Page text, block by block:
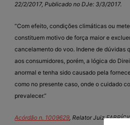
22/2/2017, Publicado no DJe: 3/3/2017.
“Com efeito, condições climáticas ou
constituem motivo de força maior e
cancelamento do voo. Indene de dúvidas
aos consumidores, porém, a lógica do
anormal e tenha sido causado pela
como no presente caso, onde o cuidado
prevalecer.”
Acórdão n. 1009629, Relator Juiz